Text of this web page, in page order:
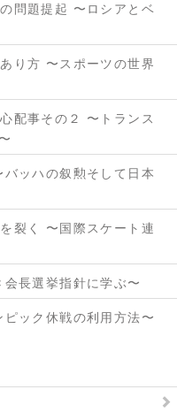
問題提起 〜ロシアとベ
り方 〜スポーツの世界
配事その２ 〜トランス
ッハの叙勲そして日本
裂く 〜国際スケート連
長選挙指針に学ぶ〜
ック休戦の利用方法〜